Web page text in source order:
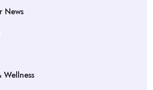
News
Wellness